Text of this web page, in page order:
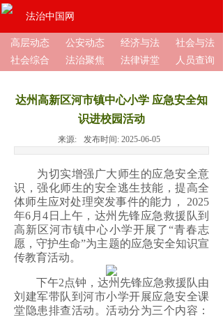
法治中国网
高层动态 公安动态 经济与法
社会与法
社会综合
法治聚焦 法律讲堂 人员查询
达州高新区河市镇中心小学 应急安全知
识进校园活动
来源: 发布时间: 2025-06-05
为切实增强广大师生的应急安全意
识，强化师生的安全逃生技能，提高全
体师生应对处理突发事件的能力， 2025
年6月4日上午，达州先锋应急救援队到
高新区河市镇中心小学开展了“青春志
愿，守护生命”为主题的应急安全知识宣
传教育活动。
下午2点钟，达州先锋应急救援队由
刘建军带队到河市小学开展应急安全课
堂隐患排查活动。活动分为三个内容：